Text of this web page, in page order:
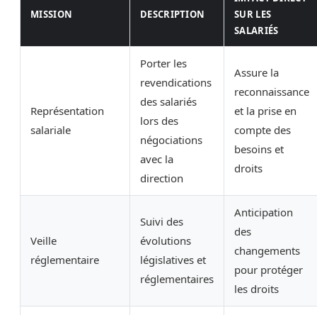
MISSION DESCRIPTION
SUR LES
SALARIÉS
Représentation
salariale
Porter les
revendications
des salariés
lors des
négociations
avec la
direction
Assure la
reconnaissance
et la prise en
compte des
besoins et
droits
Veille
réglementaire
Suivi des
évolutions
législatives et
réglementaires
Anticipation
des
changements
pour protéger
les droits